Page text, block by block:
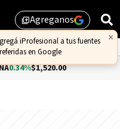
library_addAgreganos
×
iProfesional a tus fuentes
en Google
DÓLAR